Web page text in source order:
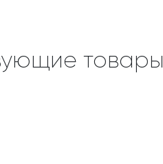
товары